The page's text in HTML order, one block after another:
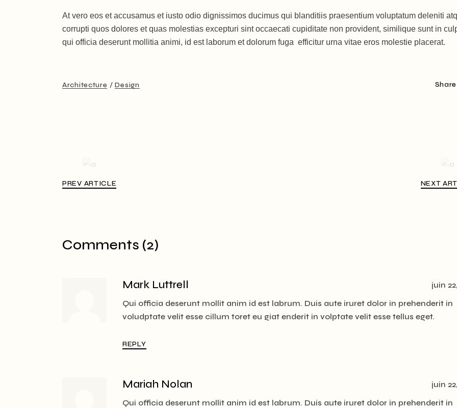
At vero eos et accusamus et iusto odio dignissimos ducimus qui blanditiis praesentium voluptatum deleniti
corrupti quos dolores et quas molestias excepturi sint occaecati cupiditate non provident, similique sunt in
qui officia deserunt mollitia animi, id est laborum et dolorum fuga efficitur urna vitae eros molestie placerat.
Architecture Design Share
PREV ARTICLE NEXT
Comments (2)
Mark Luttrell
juin
Qui officia deserunt mollit anim id est labrum. Duis aute iruret dolor in prehenderit in
voludptate velit esse cillum toret eu giat enderit in volptate velit esse tellus eget.
REPLY
Mariah Nolan
juin
Qui officia deserunt mollit anim id est labrum. Duis aute iruret dolor in prehenderit in